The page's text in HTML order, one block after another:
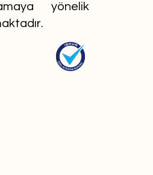
yönelik